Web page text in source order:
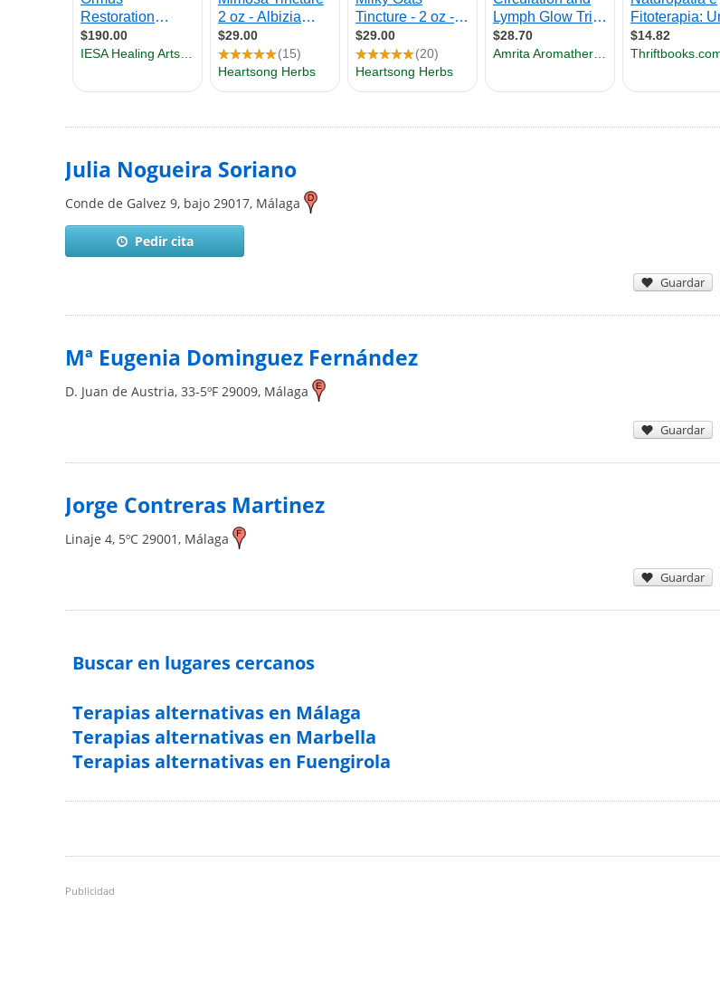
Julia Nogueira Soriano
Conde de Galvez 9, bajo 29017, Málaga
Pedir cita
Guardar
Mª Eugenia Dominguez Fernández
D. Juan de Austria, 33-5ºF 29009, Málaga
Guardar
Jorge Contreras Martinez
Linaje 4, 5ºC 29001, Málaga
Guardar
Buscar en lugares cercanos
Terapias alternativas en Málaga
Terapias alternativas en Marbella
Terapias alternativas en Fuengirola
Publicidad